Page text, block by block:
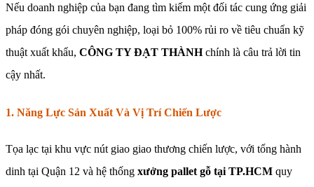
Nếu doanh nghiệp của bạn đang tìm kiếm một đối tác cung ứng giải
pháp đóng gói chuyên nghiệp, loại bỏ 100% rủi ro về tiêu chuẩn kỹ
thuật xuất khẩu, CÔNG TY ĐẠT THÀNHchính là câu trả lời tin
cậy nhất.
1. Năng Lực Sản Xuất Và Vị Trí Chiến Lược
Tọa lạc tại khu vực nút giao giao thương chiến lược, với tổng hành
dinh tại Quận 12 và hệ thống xưởng pallet gỗ tại TP.HCM quy